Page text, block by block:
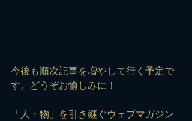
今後も順次記事を増やして行く予定で
す。どうぞお愉しみに！
「人・物」を引き継ぐウェブマガジン